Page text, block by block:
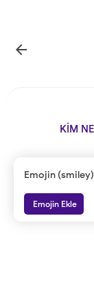

KİM
Emojin (smiley)
Emojin Ekle